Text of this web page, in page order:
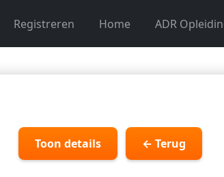
Registreren Home ADR
Toon details ← Terug